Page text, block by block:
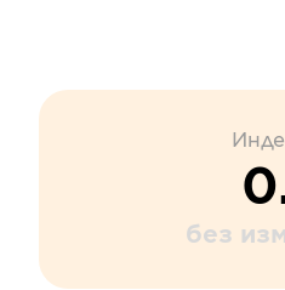
без